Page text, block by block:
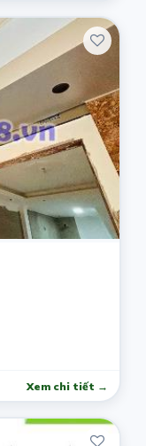
Xem chi tiết →